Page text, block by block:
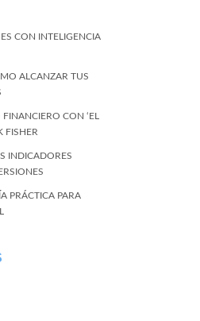
CON INTELIGENCIA
ALCANZAR TUS
CON ‘EL
FISHER
INDICADORES
PRÁCTICA PARA